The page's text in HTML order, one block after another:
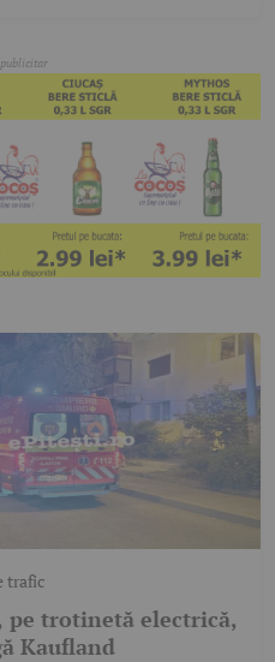
trafic
pe trotinetă electrică,
Kaufland